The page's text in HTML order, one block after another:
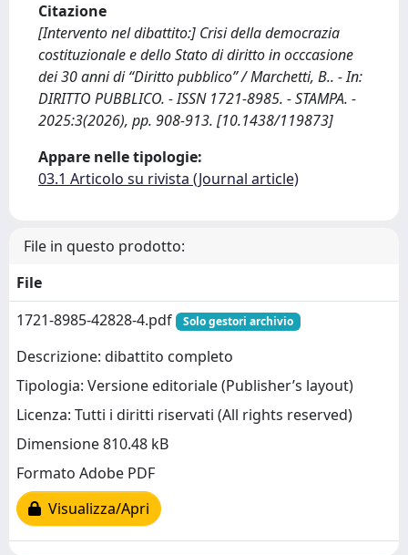
Citazione
[Intervento nel dibattito:] Crisi della democrazia
costituzionale e dello Stato di diritto in occcasione
dei 30 anni di “Diritto pubblico” / Marchetti, B.. - In:
DIRITTO PUBBLICO. - ISSN 1721-8985. - STAMPA. -
2025:3(2026), pp. 908-913. [10.1438/119873]
Appare nelle tipologie:
03.1 Articolo su rivista (Journal article)
File in questo prodotto:
File
1721-8985-42828-4.pdf
Solo gestori archivio
Descrizione: dibattito completo
Tipologia: Versione editoriale (Publisher’s layout)
Licenza: Tutti i diritti riservati (All rights reserved)
Dimensione 810.48 kB
Formato Adobe PDF
Visualizza/Apri